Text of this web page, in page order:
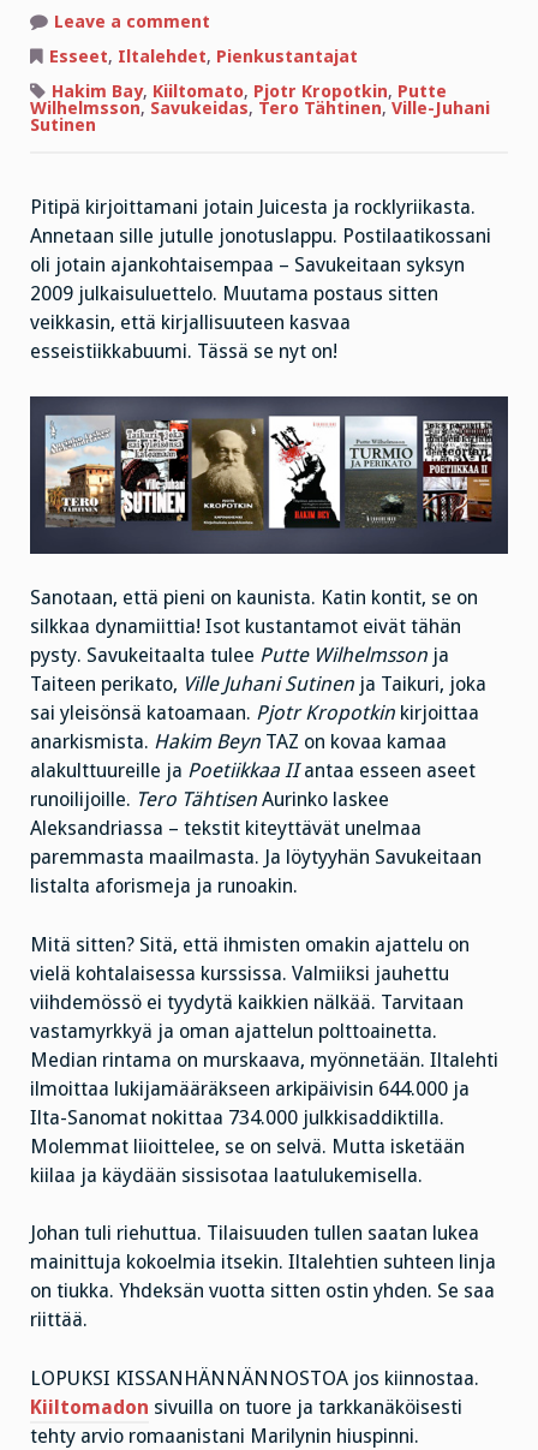
Leave a comment
JA
Esseet, Iltalehdet, Pienkustantajat
Hakim Bay, Kiiltomato, Pjotr Kropotkin, Putte
Wilhelmsson, Savukeidas, Tero Tähtinen, Ville-Juhani
Sutinen
Pitipä kirjoittamani jotain Juicesta ja rocklyriikasta.
Annetaan sille jutulle jonotuslappu. Postilaatikossani
oli jotain ajankohtaisempaa – Savukeitaan syksyn
2009 julkaisuluettelo. Muutama postaus sitten
veikkasin, että kirjallisuuteen kasvaa
esseistiikkabuumi. Tässä se nyt on!
Sanotaan, että pieni on kaunista. Katin kontit, se on
silkkaa dynamiittia! Isot kustantamot eivät tähän
pysty. Savukeitaalta tulee Putte Wilhelmsson ja
Taiteen perikato, Ville Juhani Sutinen ja Taikuri, joka
sai yleisönsä katoamaan. Pjotr Kropotkin kirjoittaa
anarkismista. Hakim Beyn TAZ on kovaa kamaa
alakulttuureille ja Poetiikkaa IIantaa esseen aseet
runoilijoille. Tero Tähtisen Aurinko laskee
Aleksandriassa – tekstit kiteyttävät unelmaa
paremmasta maailmasta. Ja löytyyhän Savukeitaan
listalta aforismeja ja runoakin.
Mitä sitten? Sitä, että ihmisten omakin ajattelu on
vielä kohtalaisessa kurssissa. Valmiiksi jauhettu
viihdemössö ei tyydytä kaikkien nälkää. Tarvitaan
vastamyrkkyä ja oman ajattelun polttoainetta.
Median rintama on murskaava, myönnetään. Iltalehti
ilmoittaa lukijamääräkseen arkipäivisin 644.000 ja
Ilta-Sanomat nokittaa 734.000 julkkisaddiktilla.
Molemmat liioittelee, se on selvä. Mutta isketään
kiilaa ja käydään sissisotaa laatulukemisella.
Johan tuli riehuttua. Tilaisuuden tullen saatan lukea
mainittuja kokoelmia itsekin. Iltalehtien suhteen linja
on tiukka. Yhdeksän vuotta sitten ostin yhden. Se saa
riittää.
LOPUKSI KISSANHÄNNÄNNOSTOA jos kiinnostaa.
Kiiltomadon sivuilla on tuore ja tarkkanäköisesti
tehty arvio romaanistani Marilynin hiuspinni.